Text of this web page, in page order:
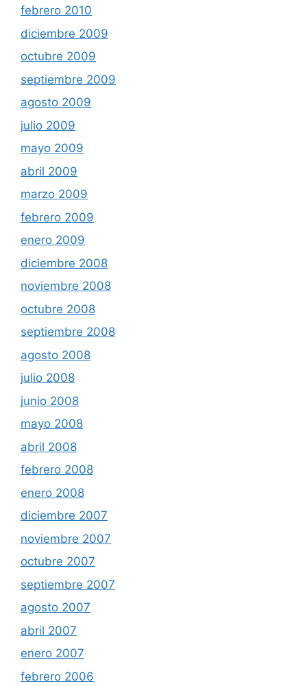
febrero 2010
diciembre 2009
octubre 2009
septiembre 2009
agosto 2009
julio 2009
mayo 2009
abril 2009
marzo 2009
febrero 2009
enero 2009
diciembre 2008
noviembre 2008
octubre 2008
septiembre 2008
agosto 2008
julio 2008
junio 2008
mayo 2008
abril 2008
febrero 2008
enero 2008
diciembre 2007
noviembre 2007
octubre 2007
septiembre 2007
agosto 2007
abril 2007
enero 2007
febrero 2006